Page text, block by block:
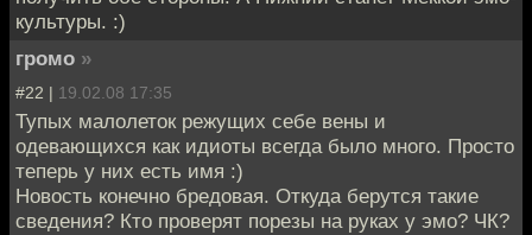
культуры. :)
громо »
#22 | 19.02.08 17:35
Тупых малолеток режущих себе вены и
одевающихся как идиоты всегда было много. Просто
теперь у них есть имя :)
Новость конечно бредовая. Откуда берутся такие
сведения? Кто проверят порезы на руках у эмо? ЧК?